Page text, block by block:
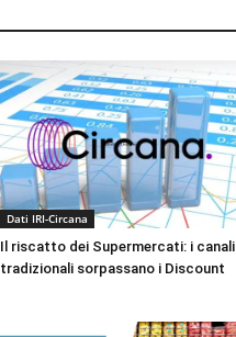
Dati IRI-Circana
Il riscatto dei Supermercati: i canali
tradizionali sorpassano i Discount